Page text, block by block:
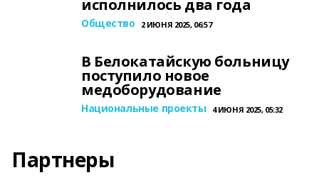
исполнилось два года
Общество 2 ИЮНЯ 2025, 06:57
В Белокатайскую больницу
поступило новое
медоборудование
Национальные проекты 4 ИЮНЯ 2025, 05:32
Партнеры